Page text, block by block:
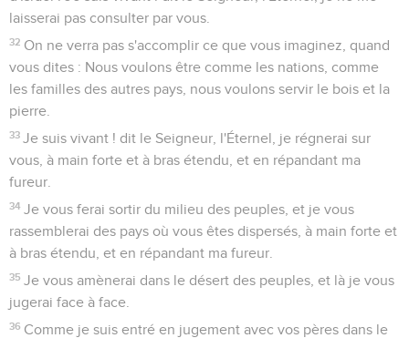
laisserai pas consulter par vous.
32 On ne verra pas s'accomplir ce que vous imaginez, quand
vous dites : Nous voulons être comme les nations, comme
les familles des autres pays, nous voulons servir le bois et la
pierre.
33 Je suis vivant ! dit le Seigneur, l'Éternel, je régnerai sur
vous, à main forte et à bras étendu, et en répandant ma
fureur.
34 Je vous ferai sortir du milieu des peuples, et je vous
rassemblerai des pays où vous êtes dispersés, à main forte et
à bras étendu, et en répandant ma fureur.
35 Je vous amènerai dans le désert des peuples, et là je vous
jugerai face à face.
36 Comme je suis entré en jugement avec vos pères dans le